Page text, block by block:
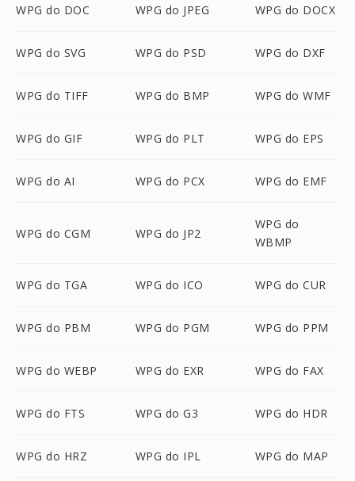
WPG do DOC WPG do JPEG WPG do DOCX
WPG do SVG WPG do PSD WPG do DXF
WPG do TIFF WPG do BMP WPG do WMF
WPG do GIF WPG do PLT WPG do EPS
WPG do AI WPG do PCX WPG do EMF
WPG do CGM WPG do JP2
WPG do
WBMP
WPG do TGA WPG do ICO WPG do CUR
WPG do PBM WPG do PGM WPG do PPM
WPG do WEBP WPG do EXR WPG do FAX
WPG do FTS WPG do G3 WPG do HDR
WPG do HRZ WPG do IPL WPG do MAP